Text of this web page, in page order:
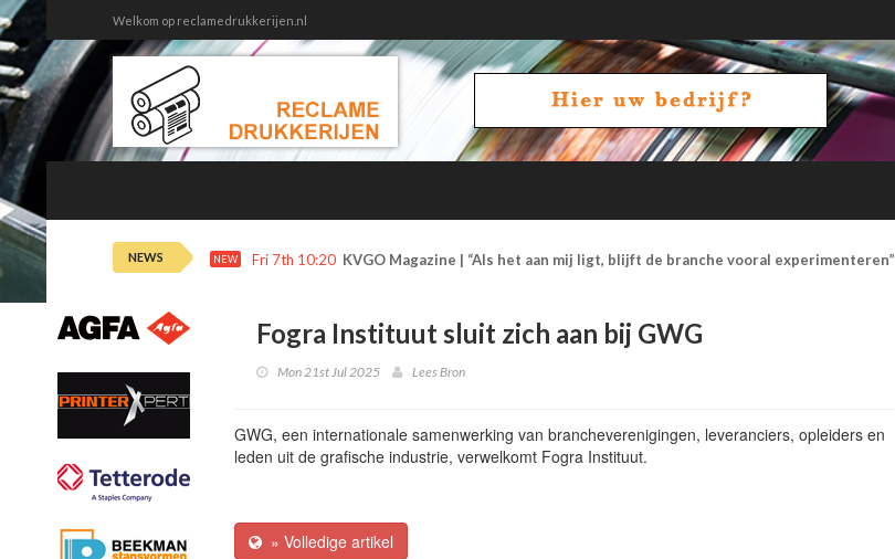
Welkom op reclamedrukkerijen.nl
NEWS NEW Fri 7th 10:20 KVGO Magazine | “Als het aan mij ligt, blijft de branche vooral experimenteren”
Fogra Instituut sluit zich aan bij GWG
Mon 21st Jul 2025 Lees Bron
GWG, een internationale samenwerking van brancheverenigingen, leveranciers, opleiders en
leden uit de grafische industrie, verwelkomt Fogra Instituut.
» Volledige artikel